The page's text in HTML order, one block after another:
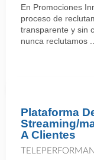
En Promociones
proceso de
transparente y sin
nunca reclutamos ...
Plataforma
Streaming/
A Clientes